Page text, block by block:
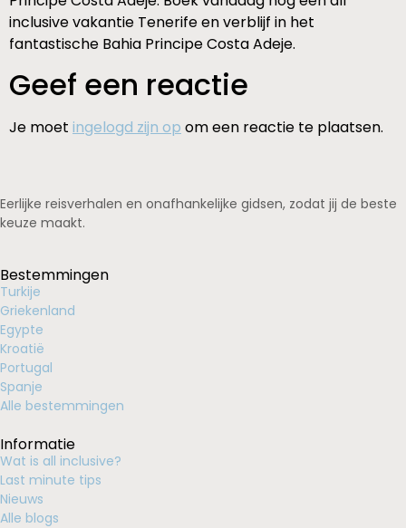
inclusive vakantie Tenerife en verblijf in het
fantastische Bahia Principe Costa Adeje.
Geef een reactie
Je moet ingelogd zijn op om een reactie te plaatsen.
Eerlijke reisverhalen en onafhankelijke gidsen, zodat jij de beste
keuze maakt.
Bestemmingen
Turkije
Griekenland
Egypte
Kroatië
Portugal
Spanje
Alle bestemmingen
Informatie
Wat is all inclusive?
Last minute tips
Nieuws
Alle blogs